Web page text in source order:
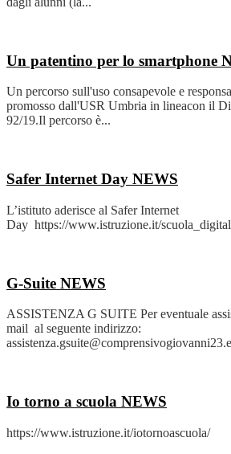
Un patentino per lo smartphone
Un percorso sull'uso consapevole e
promosso dall'USR Umbria in lineacon il
92/19.Il percorso è...
Safer Internet Day NEWS
L’istituto aderisce al Safer Internet
Day https://www.istruzione.it/
G-Suite NEWS
ASSISTENZA G SUITE Per eventuale
mail al seguente indirizzo:
Io torno a scuola NEWS
https://www.istruzione.it/iotornoascuola/